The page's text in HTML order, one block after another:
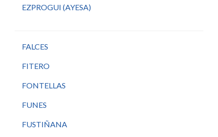
EZPROGUI (AYESA)
FALCES
FITERO
FONTELLAS
FUNES
FUSTIÑANA